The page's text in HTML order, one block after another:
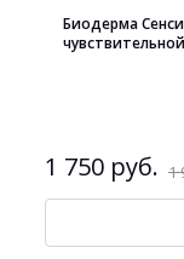
Биодерма
1 750 руб. 1